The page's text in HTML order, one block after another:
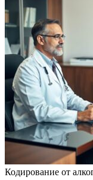
Кодирование от